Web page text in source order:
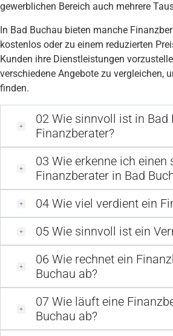
gewerblichen Bereich auch mehrere
In Bad Buchau bieten manche
kostenlos oder zu einem reduzierten
Kunden ihre Dienstleistungen
verschiedene Angebote zu vergleichen,
finden.
02 Wie sinnvoll ist in Bad
Finanzberater?
03 Wie erkenne ich einen
Finanzberater in Bad
04 Wie viel verdient ein
05 Wie sinnvoll ist ein
06 Wie rechnet ein
Buchau ab?
07 Wie läuft eine
Buchau ab?